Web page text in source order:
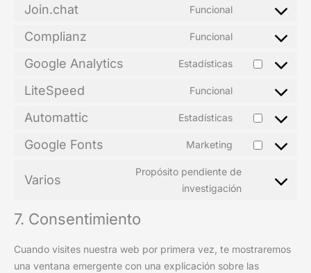
Join.chat Funcional
Complianz Funcional
Google Analytics Estadísticas
LiteSpeed Funcional
Automattic Estadísticas
Google Fonts Marketing
Varios
Propósito pendiente de
investigación
7. Consentimiento
Cuando visites nuestra web por primera vez, te mostraremos
una ventana emergente con una explicación sobre las